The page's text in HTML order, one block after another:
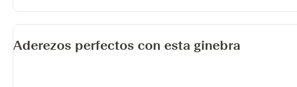
Aderezos perfectos con esta ginebra